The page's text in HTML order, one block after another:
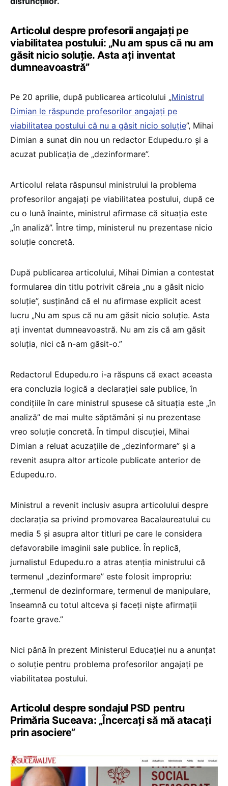
Articolul despre profesorii angajați pe
viabilitatea postului: „Nu am spus că nu am
găsit nicio soluție. Asta ați inventat
dumneavoastră”
Pe 20 aprilie, după publicarea articolului „Ministrul
Dimian le răspunde profesorilor angajați pe
viabilitatea postului că nu a găsit nicio soluție”, Mihai
Dimian a sunat din nou un redactor Edupedu.ro și a
acuzat publicația de „dezinformare”.
Articolul relata răspunsul ministrului la problema
profesorilor angajați pe viabilitatea postului, după ce
cu o lună înainte, ministrul afirmase că situația este
„în analiză”. Între timp, ministerul nu prezentase nicio
soluție concretă.
După publicarea articolului, Mihai Dimian a contestat
formularea din titlu potrivit căreia „nu a găsit nicio
soluție”, susținând că el nu afirmase explicit acest
lucru „Nu am spus că nu am găsit nicio soluție. Asta
ați inventat dumneavoastră. Nu am zis că am găsit
soluția, nici că n-am găsit-o.”
Redactorul Edupedu.ro i-a răspuns că exact aceasta
era concluzia logică a declarației sale publice, în
condițiile în care ministrul spusese că situația este „în
analiză” de mai multe săptămâni și nu prezentase
vreo soluție concretă. În timpul discuției, Mihai
Dimian a reluat acuzațiile de „dezinformare” și a
revenit asupra altor articole publicate anterior de
Edupedu.ro.
Ministrul a revenit inclusiv asupra articolului despre
declarația sa privind promovarea Bacalaureatului cu
media 5 și asupra altor titluri pe care le considera
defavorabile imaginii sale publice. În replică,
jurnalistul Edupedu.ro a atras atenția ministrului că
termenul „dezinformare” este folosit impropriu:
„termenul de dezinformare, termenul de manipulare,
înseamnă cu totul altceva și faceți niște afirmații
foarte grave.”
Nici până în prezent Ministerul Educației nu a anunțat
o soluție pentru problema profesorilor angajați pe
viabilitatea postului.
Articolul despre sondajul PSD pentru
Primăria Suceava: „Încercați să mă atacați
prin asociere”